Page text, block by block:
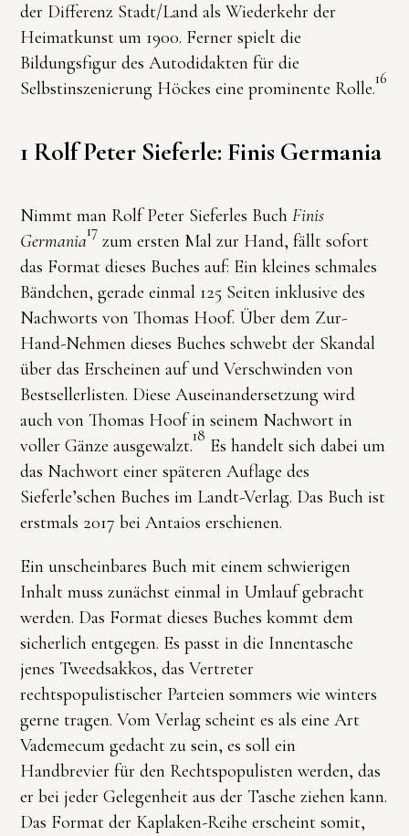
der Differenz Stadt/Land als Wiederkehr der
Heimatkunst um 1900. Ferner spielt die
Bildungsfigur des Autodidakten für die
Selbstinszenierung Höckes eine prominente Rolle.16
1 Rolf Peter Sieferle: Finis Germania
Nimmt man Rolf Peter Sieferles BuchFinis
Germania17 zum ersten Mal zur Hand, fällt sofort
das Format dieses Buches auf: Ein kleines schmales
Bändchen, gerade einmal 125 Seiten inklusive des
Nachworts von Thomas Hoof. Über dem Zur-
Hand-Nehmen dieses Buches schwebt der Skandal
über das Erscheinen auf und Verschwinden von
Bestsellerlisten. Diese Auseinandersetzung wird
auch von Thomas Hoof in seinem Nachwort in
voller Gänze ausgewalzt.18 Es handelt sich dabei um
das Nachwort einer späteren Auflage des
Sieferle’schen Buches im Landt-Verlag. Das Buch ist
erstmals 2017 bei Antaios erschienen.
Ein unscheinbares Buch mit einem schwierigen
Inhalt muss zunächst einmal in Umlauf gebracht
werden. Das Format dieses Buches kommt dem
sicherlich entgegen. Es passt in die Innentasche
jenes Tweedsakkos, das Vertreter
rechtspopulistischer Parteien sommers wie winters
gerne tragen. Vom Verlag scheint es als eine Art
Vademecum gedacht zu sein, es soll ein
Handbrevier für den Rechtspopulisten werden, das
er bei jeder Gelegenheit aus der Tasche ziehen kann.
Das Format der Kaplaken-Reihe erscheint somit,